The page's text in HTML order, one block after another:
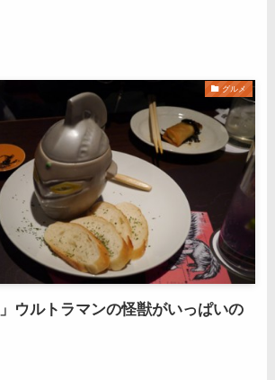
グルメ
ウルトラマンの怪獣がいっぱいの